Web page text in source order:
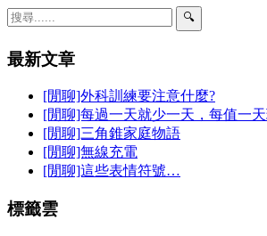
🔍
最新文章
[閒聊]外科訓練要注意什麼?
[閒聊]每過一天就少一天，每值一
[閒聊]三角錐家庭物語
[閒聊]無線充電
[閒聊]這些表情符號…
標籤雲